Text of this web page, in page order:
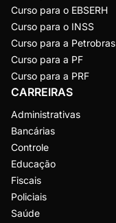
Curso para o EBSERH
Curso para o INSS
Curso para a Petrobras
Curso para a PF
Curso para a PRF
CARREIRAS
Administrativas
Bancárias
Controle
Educação
Fiscais
Policiais
Saúde